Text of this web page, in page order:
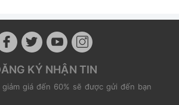
KÝ NHẬN TIN
giá đến 60% sẽ được gửi đến bạn